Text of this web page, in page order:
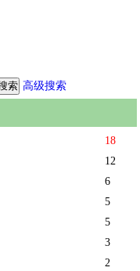
高级搜索
18
12
6
5
5
3
2